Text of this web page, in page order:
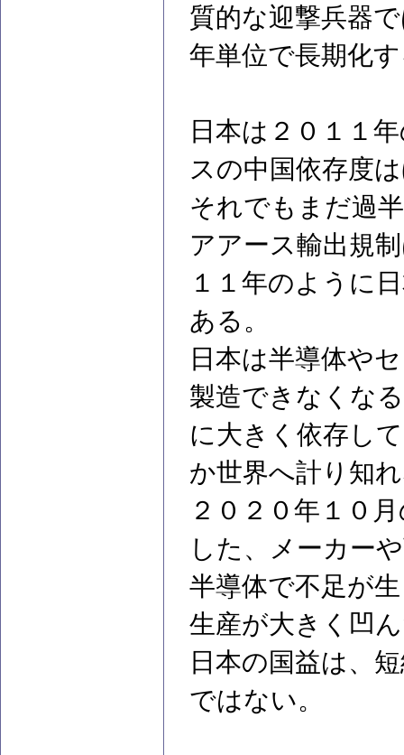
質的な迎撃兵器
年単位で長期化
日本は２０１１
スの中国依存度
それでもまだ過
アアース輸出規
１１年のように
ある。
日本は半導体や
製造できなくな
に大きく依存し
か世界へ計り知
２０２０年１０
した、メーカー
半導体で不足が
生産が大きく凹
日本の国益は、
ではない。